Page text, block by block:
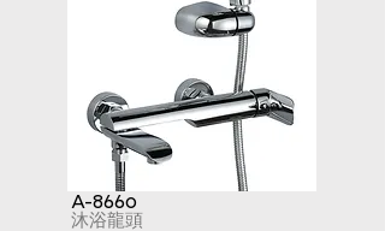
沐浴龍頭
A-8660